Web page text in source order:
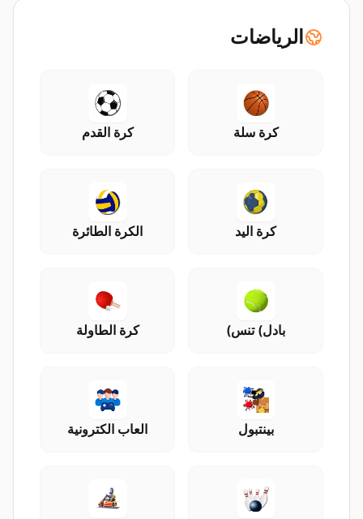
الرياضات
كرة سلة كرة القدم
كرة اليد الكرة الطائرة
بادل) تنس) كرة الطاولة
بينتبول العاب الكترونية